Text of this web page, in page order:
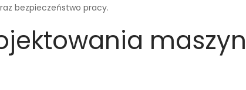
bezpieczeństwo pracy.
maszyn